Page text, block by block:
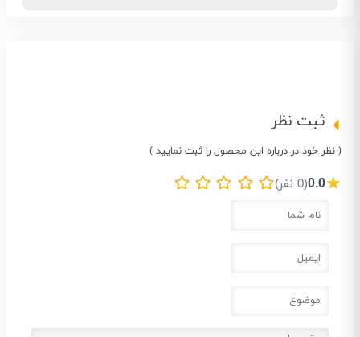
ثبت نظر
( نظر خود در درباره این محصول را ثبت نمایید )
★
0.0(0 نفر)